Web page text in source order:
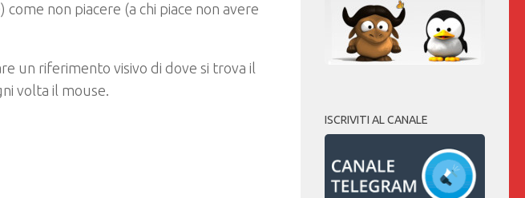
non piacere (a chi piace non avere
un riferimento visivo di dove si trova il
volta il mouse.
ISCRIVITI AL CANALE